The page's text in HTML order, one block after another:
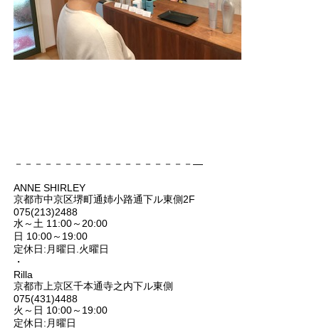
－－－－－－－－－－－－－－－－－－―
ANNE SHIRLEY
京都市中京区堺町通姉小路通下ル東側2F
075(213)2488
水～土 11:00～20:00
日 10:00～19:00
定休日:月曜日.火曜日
・
Rilla
京都市上京区千本通寺之内下ル東側
075(431)4488
火～日 10:00～19:00
定休日:月曜日